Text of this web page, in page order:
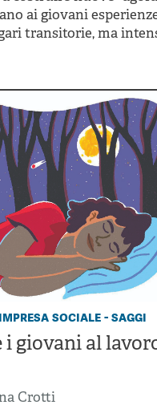
ai giovani
transitorie, ma
sociale - saggi
giovani al
Crotti